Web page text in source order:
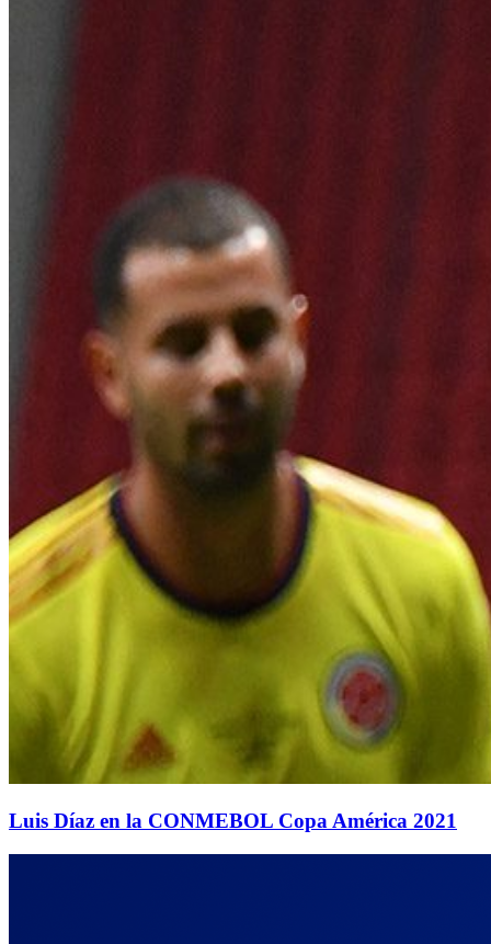
Luis Díaz en la CONMEBOL Copa América 2021